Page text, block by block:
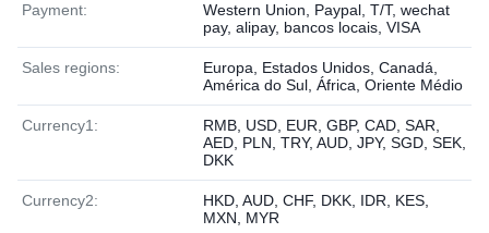
Payment:
Western Union, Paypal, T/T, wechat
pay, alipay, bancos locais, VISA
Sales regions:
Europa, Estados Unidos, Canadá,
América do Sul, África, Oriente Médio
Currency1:
RMB, USD, EUR, GBP, CAD, SAR,
AED, PLN, TRY, AUD, JPY, SGD, SEK,
DKK
Currency2:
HKD, AUD, CHF, DKK, IDR, KES,
MXN, MYR